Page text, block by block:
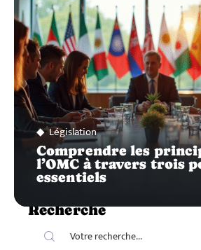
Législation
Comprendre les
l’OMC à travers trois
essentiels
Recherche